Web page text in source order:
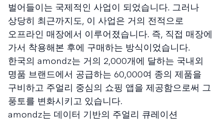
벌어들이는 국제적인 사업이 되었습니다. 그러나
상당히 최근까지도, 이 사업은 거의 전적으로
오프라인 매장에서 이루어졌습니다. 즉, 직접 매장에
가서 착용해본 후에 구매하는 방식이었습니다.
한국의 amondz는 거의 2,000개에 달하는 국내외
명품 브랜드에서 공급하는 60,000여 종의 제품을
구비하고 주얼리 중심의 쇼핑 앱을 제공함으로써 그
풍토를 변화시키고 있습니다.
amondz는 데이터 기반의 주얼리 큐레이션